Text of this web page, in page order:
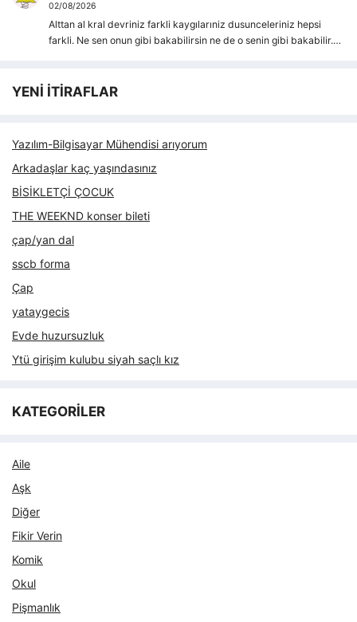
02/08/2026
Alttan al kral devriniz farkli kaygılarıniz dusunceleriniz hepsi
farkli. Ne sen onun gibi bakabilirsin ne de o senin gibi bakabilir.…
YENİ İTİRAFLAR
Yazılım-Bilgisayar Mühendisi arıyorum
Arkadaşlar kaç yaşındasınız
BİSİKLETÇİ ÇOCUK
THE WEEKND konser bileti
çap/yan dal
sscb forma
Çap
yataygecis
Evde huzursuzluk
Ytü girişim kulubu siyah saçlı kız
KATEGORİLER
Aile
Aşk
Diğer
Fikir Verin
Komik
Okul
Pişmanlık